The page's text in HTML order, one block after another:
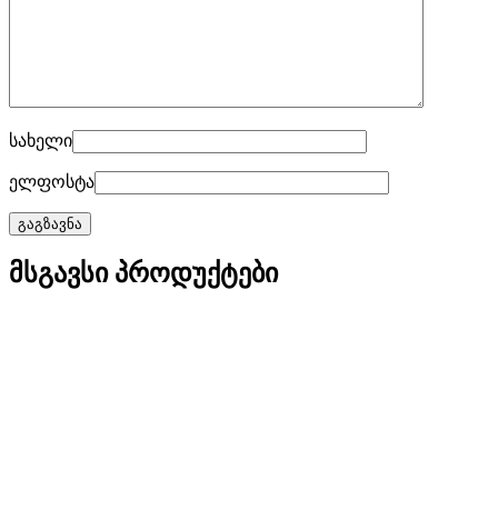
სახელი
ელფოსტა
მსგავსი პროდუქტები